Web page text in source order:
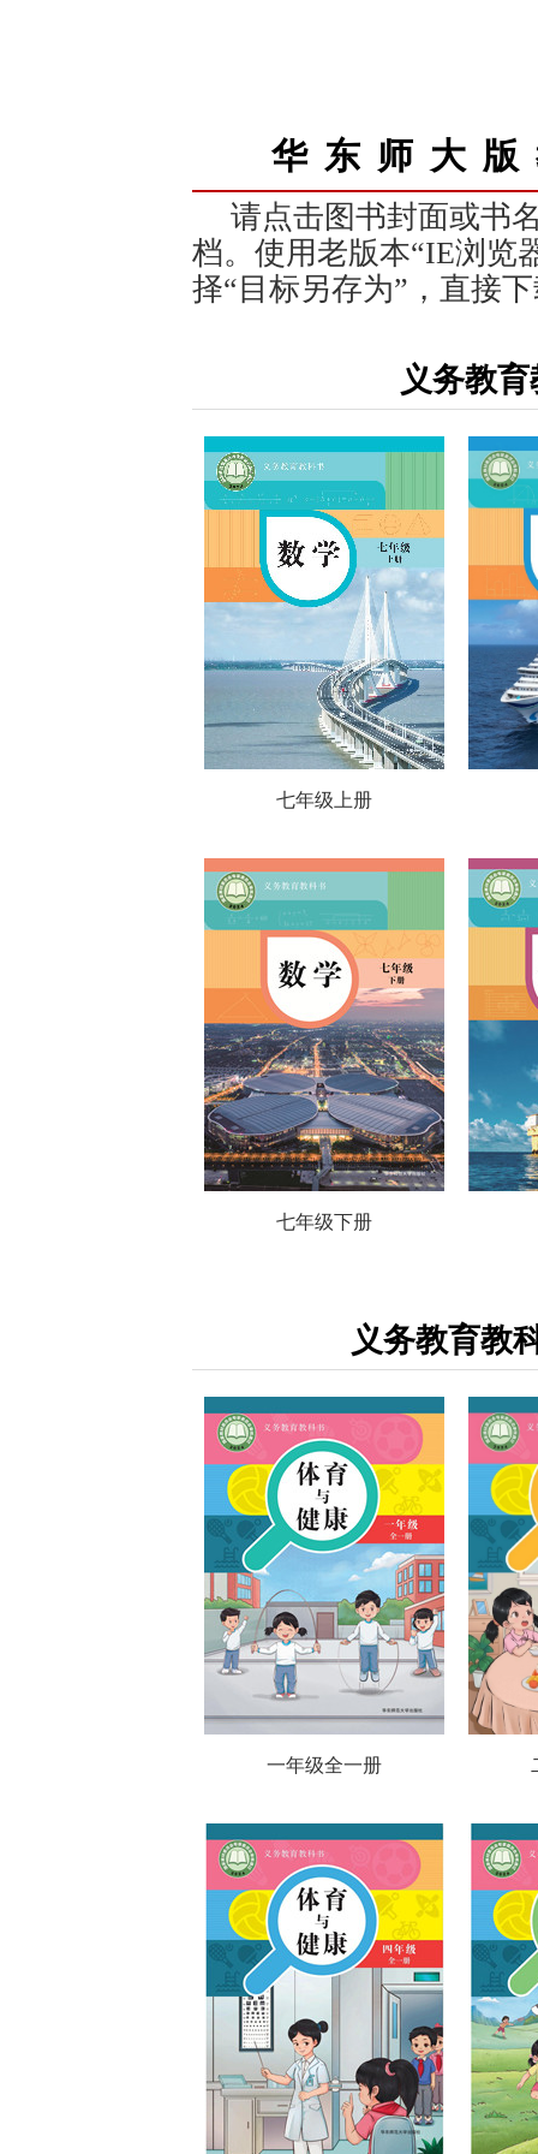
华东师大
请点击图书封面或书
档。使用老版本“IE浏览
择“目标另存为”，直接
义务教育
七年级上册
七年级下册
义务教育教
一年级全一册